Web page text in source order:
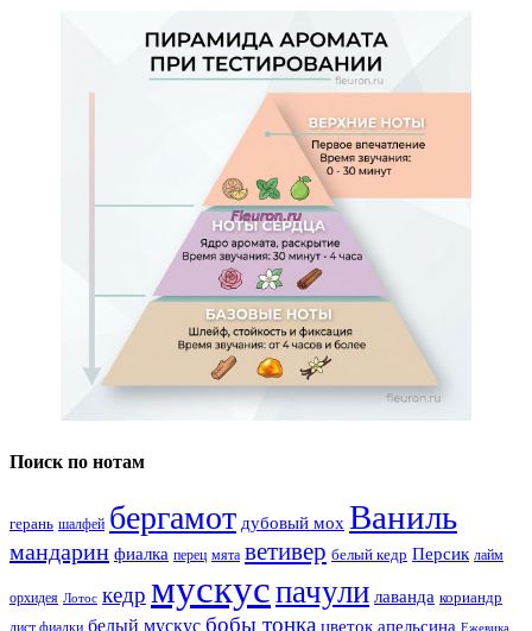
Поиск по нотам
герань шалфей бергамот дубовый мох Ваниль
мандарин фиалка перец мята ветивер белый кедр Персик лайм
орхидея Лотос кедр мускуспачули лаванда кориандр
лист фиалки белый мускус бобы тонка цветок апельсина Ежевика